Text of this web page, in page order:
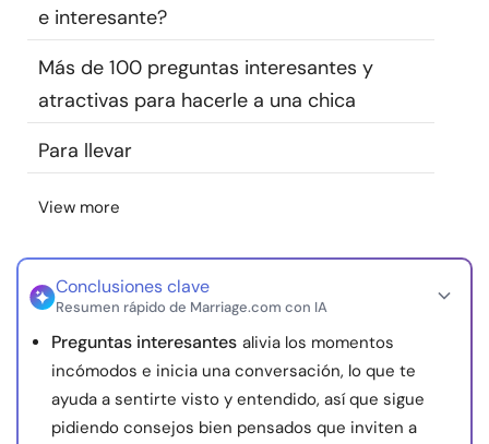
Idioma
Sobre nosotros Contáctanos Escríbenos
Publicidad con
nosotros
© Copyright 2026. Todos los derechos reservados.
e interesante?
Más de 100 preguntas interesantes y
atractivas para hacerle a una chica
Para llevar
View more
Conclusiones clave
Resumen rápido de Marriage.com con IA
Preguntas interesantes alivia los momentos
incómodos e inicia una conversación, lo que te
ayuda a sentirte visto y entendido, así que sigue
pidiendo consejos bien pensados que inviten a